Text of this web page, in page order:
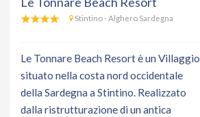
Stintino - Alghero Sardegna
Le Tonnare Beach Resort è un Villaggio
situato nella costa nord occidentale
della Sardegna a Stintino. Realizzato
dalla ristrutturazione di un antica